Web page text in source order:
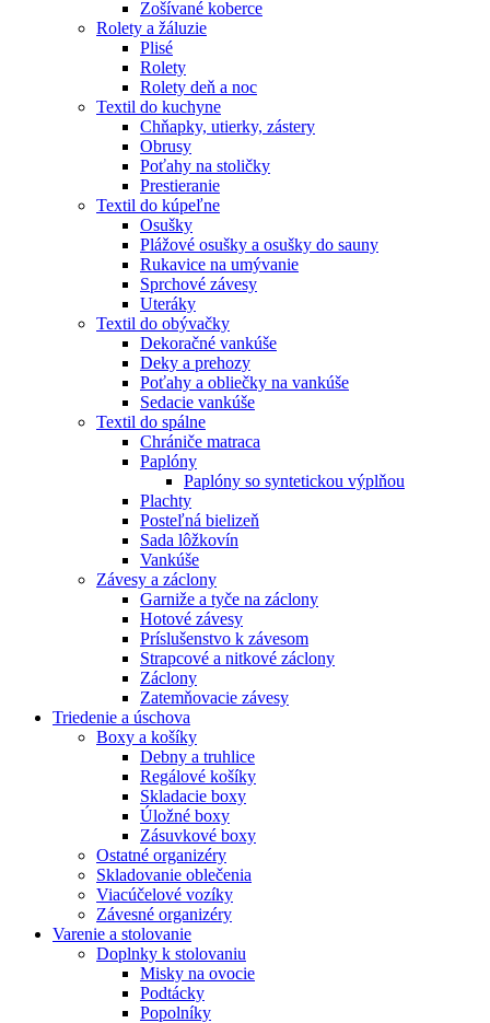
Zošívané koberce
Rolety a žáluzie
Plisé
Rolety
Rolety deň a noc
Textil do kuchyne
Chňapky, utierky, zástery
Obrusy
Poťahy na stoličky
Prestieranie
Textil do kúpeľne
Osušky
Plážové osušky a osušky do sauny
Rukavice na umývanie
Sprchové závesy
Uteráky
Textil do obývačky
Dekoračné vankúše
Deky a prehozy
Poťahy a obliečky na vankúše
Sedacie vankúše
Textil do spálne
Chrániče matraca
Paplóny
Paplóny so syntetickou výplňou
Plachty
Posteľná bielizeň
Sada lôžkovín
Vankúše
Závesy a záclony
Garniže a tyče na záclony
Hotové závesy
Príslušenstvo k závesom
Strapcové a nitkové záclony
Záclony
Zatemňovacie závesy
Triedenie a úschova
Boxy a košíky
Debny a truhlice
Regálové košíky
Skladacie boxy
Úložné boxy
Zásuvkové boxy
Ostatné organizéry
Skladovanie oblečenia
Viacúčelové vozíky
Závesné organizéry
Varenie a stolovanie
Doplnky k stolovaniu
Misky na ovocie
Podtácky
Popolníky